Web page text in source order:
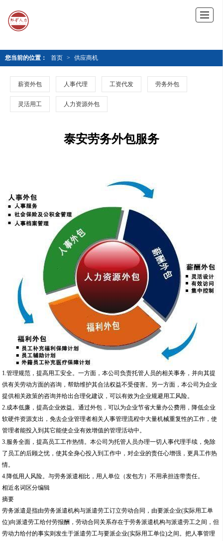
您当前的位置： 首页 > 供应商机
薪资外包 人事代理 工资代发 劳务外包
灵活用工 人力资源外包
泰安劳务外包服务
1.管理规范，提高用工安全。一方面，本公司负责托管人员的相关事务，并向其提
供有关劳动方面的咨询，帮助维护其合法权益不受侵害。另一方面，本公司为企业
提供相关政策的咨询并给出合理化建议，可以有效为企业规避用工风险。
2.成本低廉，提高企业效益。通过外包，可以为企业节省大量办公费用，降低企业
软硬件资源支出，免去企业管理者相关人事管理流程中大量机械重复性的工作，使
管理者能投入到其它能使企业有效增值的管理活动中。
3.服务全面，提高员工工作热情。本公司为托管人员办理一切人事代理手续，免除
了员工的后顾之忧，使其全身心投入到工作中，对企业的责任心增强，更具工作热
情。
4.降低用人风险。与劳务派遣相比，用人单位（发包方）不用承担连带责任。
相近名词区分编辑
摘要
劳务派遣是指由劳务派遣机构与派遣劳工订立劳动合同，由要派企业(实际用工单
位)向派遣劳工给付劳报酬，劳动合同关系存在于劳务派遣机构与派遣劳工之间，但
劳动力给付的事实则发生于派遣劳工与要派企业(实际用工单位)之间。把人事管理